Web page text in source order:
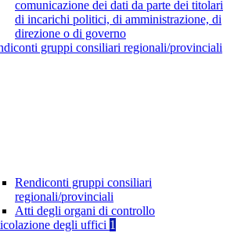
comunicazione dei dati da parte dei titolari
di incarichi politici, di amministrazione, di
direzione o di governo
gruppi consiliari regionali/provinciali
Rendiconti gruppi consiliari
regionali/provinciali
Atti degli organi di controllo
degli uffici 1